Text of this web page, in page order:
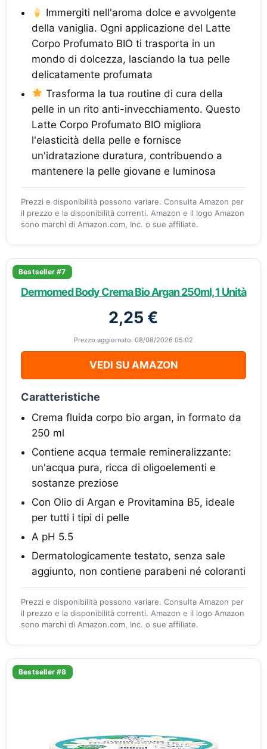
Immergiti nell'aroma dolce e avvolgente
della vaniglia. Ogni applicazione del Latte
Corpo Profumato BIO ti trasporta in un
mondo di dolcezza, lasciando la tua pelle
delicatamente profumata
Trasforma la tua routine di cura della
pelle in un rito anti-invecchiamento. Questo
Latte Corpo Profumato BIO migliora
l'elasticità della pelle e fornisce
un'idratazione duratura, contribuendo a
mantenere la pelle giovane e luminosa
Prezzi e disponibilità possono variare. Consulta Amazon per
il prezzo e la disponibilità correnti. Amazon e il logo Amazon
sono marchi di Amazon.com, Inc. o sue affiliate.
Bestseller #7
Dermomed Body Crema Bio Argan 250ml, 1 Unità
2,25 €
Prezzo aggiornato: 08/08/2026 05:02
VEDI SU AMAZON
Caratteristiche
Crema fluida corpo bio argan, in formato da
250 ml
Contiene acqua termale remineralizzante:
un'acqua pura, ricca di oligoelementi e
sostanze preziose
Con Olio di Argan e Provitamina B5, ideale
per tutti i tipi di pelle
A pH 5.5
Dermatologicamente testato, senza sale
aggiunto, non contiene parabeni né coloranti
Prezzi e disponibilità possono variare. Consulta Amazon per
il prezzo e la disponibilità correnti. Amazon e il logo Amazon
sono marchi di Amazon.com, Inc. o sue affiliate.
Bestseller #8